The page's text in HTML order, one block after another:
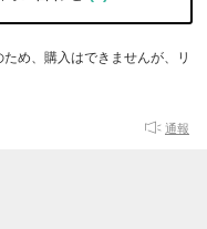
め、購入はできませんが、リ
通報